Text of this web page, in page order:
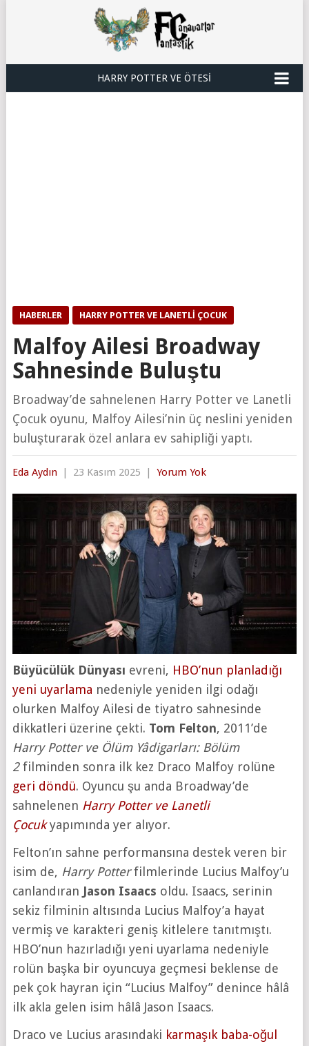
HARRY POTTER VE ÖTESI
HABERLER HARRY POTTER VE LANETLI ÇOCUK
Malfoy Ailesi Broadway
Sahnesinde Buluştu
Broadway’de sahnelenen Harry Potter ve Lanetli
Çocuk oyunu, Malfoy Ailesi’nin üç neslini yeniden
buluşturarak özel anlara ev sahipliği yaptı.
Eda Aydın | 23 Kasım 2025 | Yorum Yok
Büyücülük Dünyası evreni, HBO’nun planladığı
yeni uyarlama nedeniyle yeniden ilgi odağı
olurken Malfoy Ailesi de tiyatro sahnesinde
dikkatleri üzerine çekti. Tom Felton, 2011’de
Harry Potter ve Ölüm Yâdigarları: Bölüm
2filminden sonra ilk kez Draco Malfoy rolüne
geri döndü. Oyuncu şu anda Broadway’de
sahnelenen Harry Potter ve Lanetli
Çocukyapımında yer alıyor.
Felton’ın sahne performansına destek veren bir
isim de, Harry Potterfilmlerinde Lucius Malfoy’u
canlandıran Jason Isaacs oldu. Isaacs, serinin
sekiz filminin altısında Lucius Malfoy’a hayat
vermiş ve karakteri geniş kitlelere tanıtmıştı.
HBO’nun hazırladığı yeni uyarlama nedeniyle
rolün başka bir oyuncuya geçmesi beklense de
pek çok hayran için “Lucius Malfoy” denince hâlâ
ilk akla gelen isim hâlâ Jason Isaacs.
Draco ve Lucius arasındaki karmaşık baba-oğul